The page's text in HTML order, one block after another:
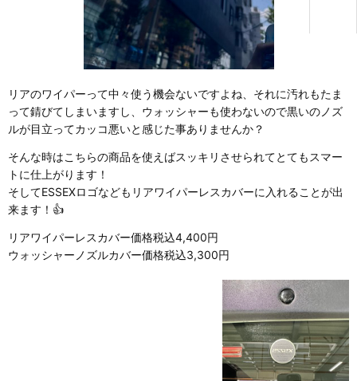
リアのワイパーって中々使う機会ないですよね、それに汚れもたま
って錆びてしまいますし、ウォッシャーも使わないので黒いのノズ
ルが目立ってカッコ悪いと感じた事ありませんか？
そんな時はこちらの商品を使えばスッキリさせられてとてもスマー
トに仕上がります！
そしてESSEXロゴなどもリアワイパーレスカバーに入れることが出
来ます！👍
リアワイパーレスカバー価格税込4,400円
ウォッシャーノズルカバー価格税込3,300円